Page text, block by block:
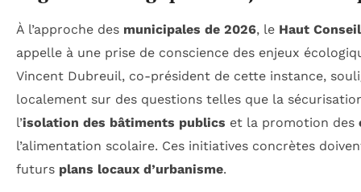
À l’approche des municipales de 2026, le Haut
appelle à une prise de conscience des enjeux
Vincent Dubreuil, co-président de cette instance,
localement sur des questions telles que la
l’isolation des bâtiments publics et la promotion des
l’alimentation scolaire. Ces initiatives concrètes
futurs plans locaux d’urbanisme.